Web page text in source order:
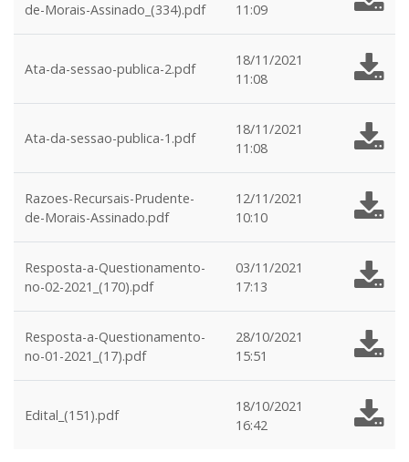
de-Morais-Assinado_(334).pdf
11:09
Ata-da-sessao-publica-2.pdf
18/11/2021
11:08
Ata-da-sessao-publica-1.pdf
18/11/2021
11:08
Razoes-Recursais-Prudente-
de-Morais-Assinado.pdf
12/11/2021
10:10
Resposta-a-Questionamento-
no-02-2021_(170).pdf
03/11/2021
17:13
Resposta-a-Questionamento-
no-01-2021_(17).pdf
28/10/2021
15:51
Edital_(151).pdf
18/10/2021
16:42